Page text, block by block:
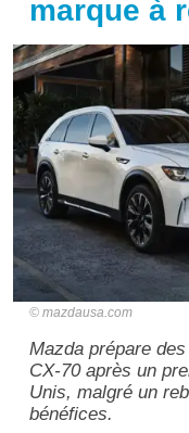
marque à
mazdausa.com
Mazda prépare
CX-70 après un
Unis, malgré un
bénéfices.